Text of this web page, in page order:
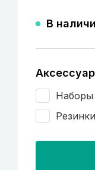
В
Наборы
Резинки